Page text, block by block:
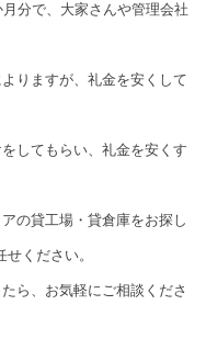
分で、大家さんや管理会社
りますが、礼金を安くして
してもらい、礼金を安くす
の貸工場・貸倉庫をお探し
ください。
ら、お気軽にご相談くださ